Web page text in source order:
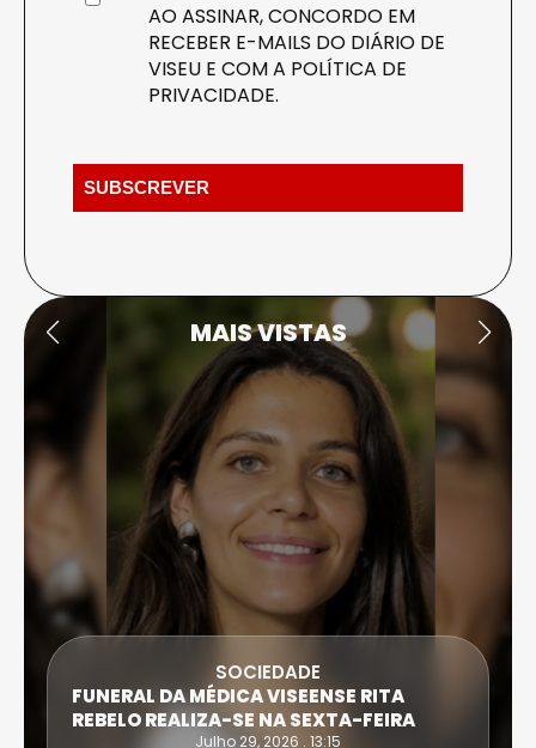
AO ASSINAR, CONCORDO EM
RECEBER E-MAILS DO DIÁRIO DE
VISEU E COM A POLÍTICA DE
PRIVACIDADE.
MAIS VISTAS
SOCIEDADE
FUNERAL DA MÉDICA VISEENSE RITA
REBELO REALIZA-SE NA SEXTA-FEIRA
Julho 29, 2026 . 13:15